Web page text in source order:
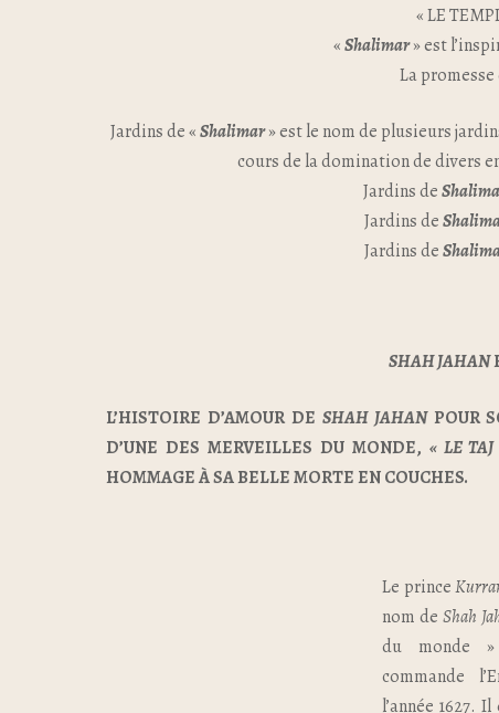
« LE
«Shalimar» est
La promesse
Jardins de «Shalimar» est le nom de plusieurs
cours de la domination de divers
Jardins de
Jardins de
Jardins de
SHAH JAHAN
L’HISTOIRE D’AMOUR DE SHAH JAHANPOUR
D’UNE DES MERVEILLES DU MONDE, « LE
HOMMAGE À SA BELLE MORTE EN COUCHES.
Le prince
nom deShah
du monde
commande
l’année 1627.